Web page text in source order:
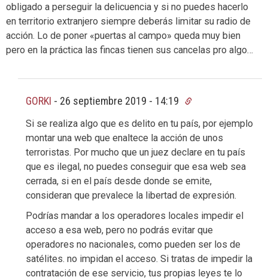
obligado a perseguir la delicuencia y si no puedes hacerlo
en territorio extranjero siempre deberás limitar su radio de
acción. Lo de poner «puertas al campo» queda muy bien
pero en la práctica las fincas tienen sus cancelas pro algo…
GORKI - 26 septiembre 2019 - 14:19
Si se realiza algo que es delito en tu país, por ejemplo
montar una web que enaltece la acción de unos
terroristas. Por mucho que un juez declare en tu país
que es ilegal, no puedes conseguir que esa web sea
cerrada, si en el país desde donde se emite,
consideran que prevalece la libertad de expresión.
Podrías mandar a los operadores locales impedir el
acceso a esa web, pero no podrás evitar que
operadores no nacionales, como pueden ser los de
satélites. no impidan el acceso. Si tratas de impedir la
contratación de ese servicio, tus propias leyes te lo